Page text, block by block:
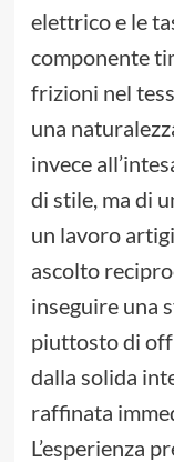
elettrico e le
componente
frizioni nel
una
invece
di stile, ma di
un lavoro
ascolto
inseguire una
piuttosto di
dalla solida
raffinata
L’esperienza